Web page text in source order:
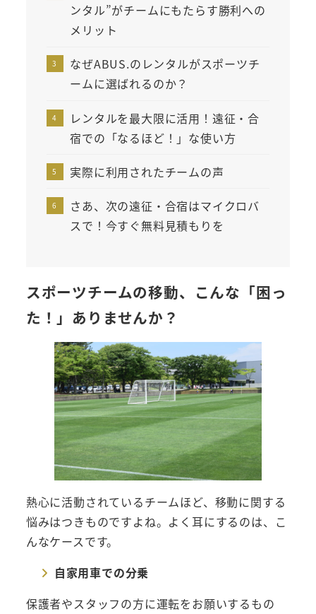
ンタル”がチームにもたらす勝利への
メリット
なぜABUS.のレンタルがスポーツチ
ームに選ばれるのか？
レンタルを最大限に活用！遠征・合
宿での「なるほど！」な使い方
実際に利用されたチームの声
さあ、次の遠征・合宿はマイクロバ
スで！今すぐ無料見積もりを
スポーツチームの移動、こんな「困っ
た！」ありませんか？
熱心に活動されているチームほど、移動に関する
悩みはつきものですよね。よく耳にするのは、こ
んなケースです。
自家用車での分乗
保護者やスタッフの方に運転をお願いするもの